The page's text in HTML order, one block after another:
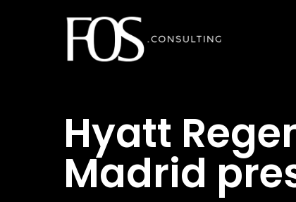
Hyatt
Madrid